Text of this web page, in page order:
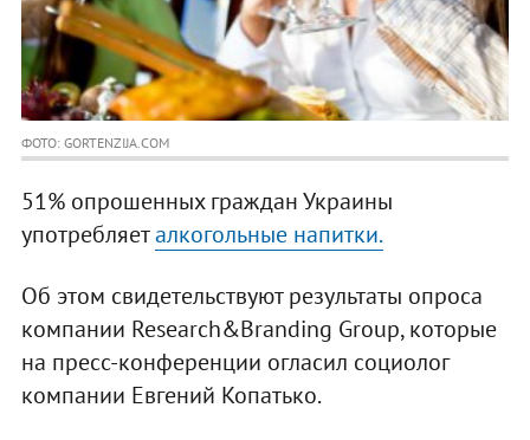
ФОТО: GORTENZIJA.COM
51% опрошенных граждан Украины
употребляеталкогольные напитки.
Об этом свидетельствуют результаты опроса
компании Research&Branding Group, которые
на пресс-конференции огласил социолог
компании Евгений Копатько.